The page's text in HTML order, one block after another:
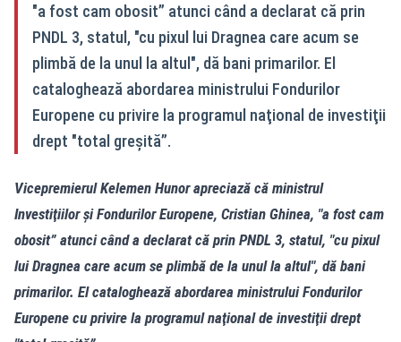
"a fost cam obosit” atunci când a declarat că prin
PNDL 3, statul, "cu pixul lui Dragnea care acum se
plimbă de la unul la altul", dă bani primarilor. El
cataloghează abordarea ministrului Fondurilor
Europene cu privire la programul naţional de investiţii
drept "total greşită”.
Vicepremierul Kelemen Hunor apreciază că ministrul
Investiţiilor şi Fondurilor Europene, Cristian Ghinea, "a fost cam
obosit” atunci când a declarat că prin PNDL 3, statul, "cu pixul
lui Dragnea care acum se plimbă de la unul la altul", dă bani
primarilor. El cataloghează abordarea ministrului Fondurilor
Europene cu privire la programul naţional de investiţii drept